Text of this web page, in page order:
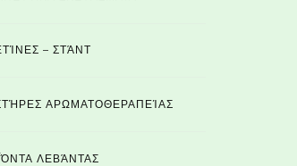
– ΣΤΆΝΤ
ΑΡΩΜΑΤΟΘΕΡΑΠΕΊΑΣ
ΛΕΒΆΝΤΑΣ